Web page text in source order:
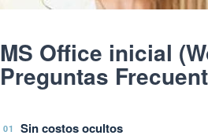
MS Office inicial
Preguntas
01 Sin costos ocultos